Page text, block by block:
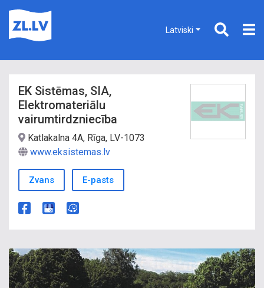
Latviski
EK Sistēmas, SIA,
Elektromateriālu
vairumtirdzniecība
Katlakalna 4A, Rīga, LV-1073
www.eksistemas.lv
Zvans E-pasts